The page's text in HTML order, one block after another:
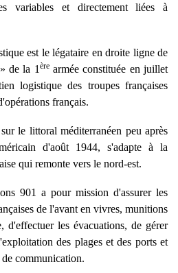
variables et directement liées à
est le légataire en droite ligne de
de la 1 èrearmée constituée en juillet
logistique des troupes françaises
français.
le littoral méditerranéen peu après
d'août 1944, s'adapte à la
qui remonte vers le nord-est.
901 a pour mission d'assurer les
de l'avant en vivres, munitions
d'effectuer les évacuations, de gérer
des plages et des ports et
communication.